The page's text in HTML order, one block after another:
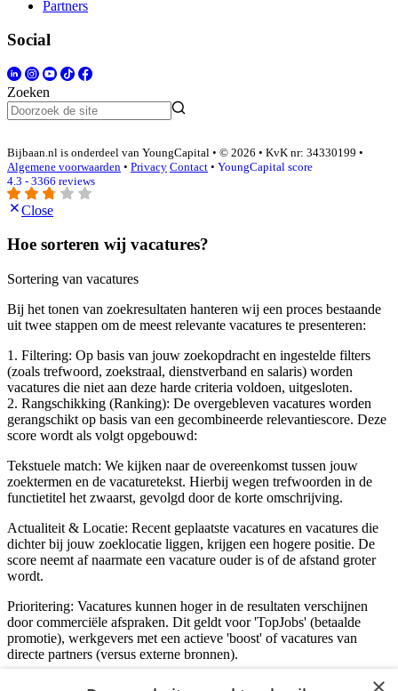
Partners
Social
Zoeken
Bijbaan.nl is onderdeel van YoungCapital • © 2026 • KvK nr: 34330199 •
Algemene voorwaarden • Privacy Contact • YoungCapital score
4.3 - 3366 reviews
Close
Hoe sorteren wij vacatures?
Sortering van vacatures
Bij het tonen van zoekresultaten hanteren wij een proces bestaande
uit twee stappen om de meest relevante vacatures te presenteren:
1. Filtering: Op basis van jouw zoekopdracht en ingestelde filters
(zoals trefwoord, zoekstraal, dienstverband en salaris) worden
vacatures die niet aan deze harde criteria voldoen, uitgesloten.
2. Rangschikking (Ranking): De overgebleven vacatures worden
gerangschikt op basis van een gecombineerde relevantiescore. Deze
score wordt als volgt opgebouwd:
Tekstuele match: We kijken naar de overeenkomst tussen jouw
zoektermen en de vacaturetekst. Hierbij wegen trefwoorden in de
functietitel het zwaarst, gevolgd door de korte omschrijving.
Actualiteit & Locatie: Recent geplaatste vacatures en vacatures die
dichter bij jouw zoeklocatie liggen, krijgen een hogere positie. De
score neemt af naarmate een vacature ouder is of de afstand groter
wordt.
Prioritering: Vacatures kunnen hoger in de resultaten verschijnen
door commerciële afspraken. Dit geldt voor 'TopJobs' (betaalde
promotie), werkgevers met een actieve 'boost' of vacatures van
directe partners (versus externe bronnen).